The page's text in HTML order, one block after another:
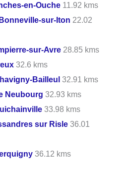
en-Ouche 11.92 kms
sur-Iton 22.02
sur-Avre 28.85 kms
32.6 kms
Bailleul 32.91 kms
Neubourg 32.93 kms
33.98 kms
sur Risle 36.01
36.12 kms